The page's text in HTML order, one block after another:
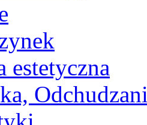
estetyczna